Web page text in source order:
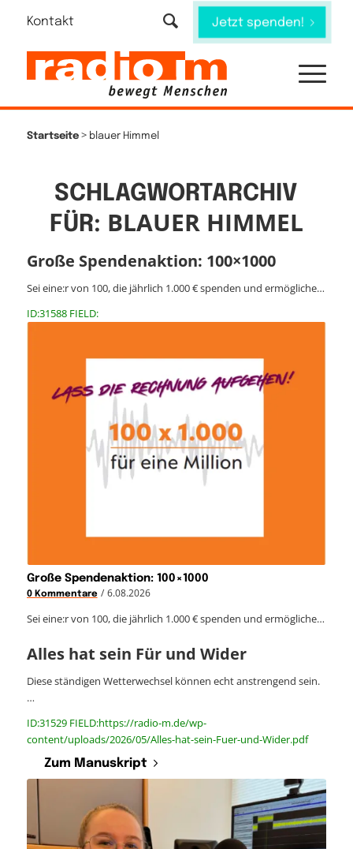
Kontakt Jetzt spenden!
Startseite> blauer Himmel
SCHLAGWORTARCHIV
FÜR: BLAUER HIMMEL
Große Spendenaktion: 100×1000
Sei eine:r von 100, die jährlich 1.000 € spenden und ermögliche…
ID:31588 FIELD:
Große Spendenaktion: 100×1000
0 Kommentare / 6.08.2026
Sei eine:r von 100, die jährlich 1.000 € spenden und ermögliche…
Alles hat sein Für und Wider
Diese ständigen Wetterwechsel können echt anstrengend sein.
…
ID:31529 FIELD:https://radio-m.de/wp-
content/uploads/2026/05/Alles-hat-sein-Fuer-und-Wider.pdf
Zum Manuskript